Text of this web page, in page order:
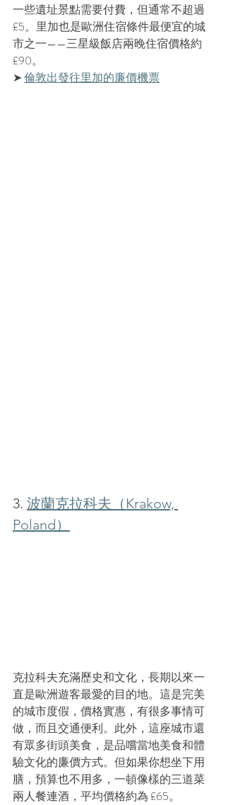
一些遺址景點需要付費，但通常不超過
£5。里加也是歐洲住宿條件最便宜的城
市之一——三星級飯店兩晚住宿價格約
£90。
➤ 倫敦出發往里加的廉價機票
3. 波蘭克拉科夫（Krakow,
Poland）
克拉科夫充滿歷史和文化，長期以來一
直是歐洲遊客最愛的目的地。這是完美
的城市度假，價格實惠，有很多事情可
做，而且交通便利。此外，這座城市還
有眾多街頭美食，是品嚐當地美食和體
驗文化的廉價方式。但如果你想坐下用
膳，預算也不用多，一頓像樣的三道菜
兩人餐連酒，平均價格約為 £65。